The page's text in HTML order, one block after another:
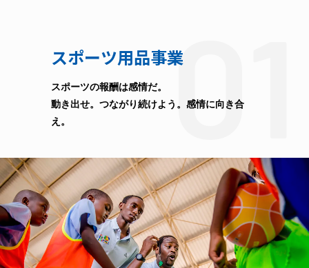
01
スポーツ用品事業
スポーツの報酬は感情だ。
動き出せ。つながり続けよう。感情に向き合
え。